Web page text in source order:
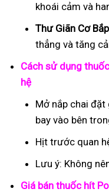
khoái cảm và
Thư Giãn Cơ Bắp
thẳng và tăng
Cách sử dụng
hệ
Mở nắp chai
bay vào bên
Hịt trước quan
Lưu ý: Không
Giá bán thuốc hít